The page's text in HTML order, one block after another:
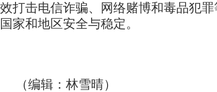
效打击电信诈骗、网络赌博和毒品犯
国家和地区安全与稳定。
（编辑：林雪晴）